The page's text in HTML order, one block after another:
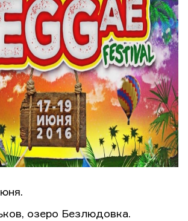
озеро Безлюдовка.